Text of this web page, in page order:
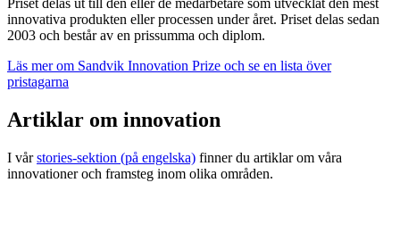
innovativa produkten eller processen under året. Priset delas sedan
2003 och består av en prissumma och diplom.
Läs mer om Sandvik Innovation Prize och se en lista över
pristagarna
Artiklar om innovation
I vårstories-sektion (på engelska) finner du artiklar om våra
innovationer och framsteg inom olika områden.